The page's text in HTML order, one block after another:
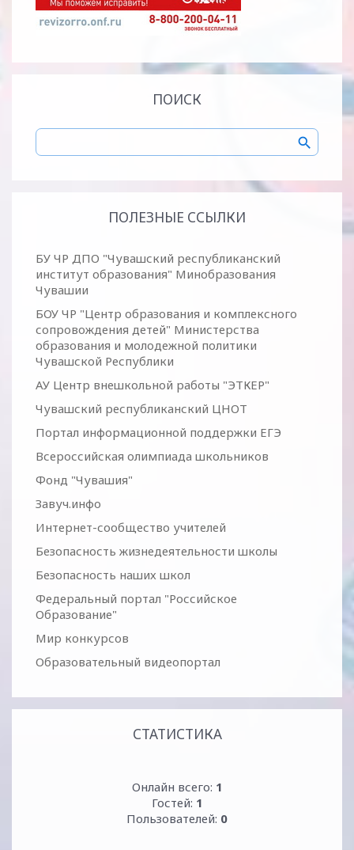
ПОИСК
ПОЛЕЗНЫЕ ССЫЛКИ
БУ ЧР ДПО "Чувашский республиканский
институт образования" Минобразования
Чувашии
БОУ ЧР "Центр образования и комплексного
сопровождения детей" Министерства
образования и молодежной политики
Чувашской Республики
АУ Центр внешкольной работы "ЭТКЕР"
Чувашский республиканский ЦНОТ
Портал информационной поддержки ЕГЭ
Всероссийская олимпиада школьников
Фонд "Чувашия"
Завуч.инфо
Интернет-сообщество учителей
Безопасность жизнедеятельности школы
Безопасность наших школ
Федеральный портал "Российское
Образование"
Мир конкурсов
Образовательный видеопортал
СТАТИСТИКА
Онлайн всего: 1
Гостей: 1
Пользователей: 0